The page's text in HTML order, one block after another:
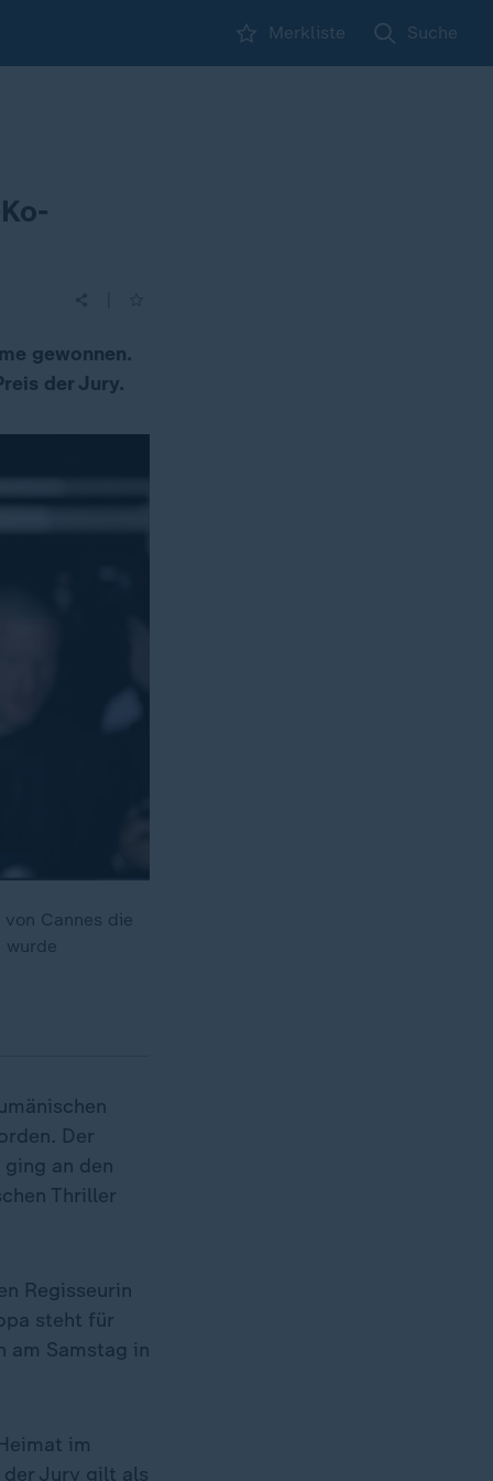
Merkliste Suche
gewonnen.
der Jury.
Cannes die
wurde
Der
an den
Thriller
Regisseurin
steht für
am Samstag in
im
der Jury gilt als